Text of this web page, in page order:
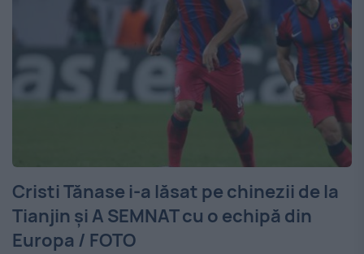
Cristi Tănase i-a lăsat pe chinezii de la
Tianjin și A SEMNAT cu o echipă din
Europa / FOTO